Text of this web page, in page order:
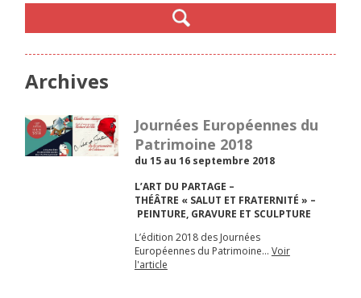
Archives
Journées Européennes du
Patrimoine 2018
du 15 au 16 septembre 2018
L’ART DU PARTAGE –
THÉÂTRE « SALUT ET FRATERNITÉ » –
PEINTURE, GRAVURE ET SCULPTURE
L’édition 2018 des Journées
Européennes du Patrimoine… Voir
l'article